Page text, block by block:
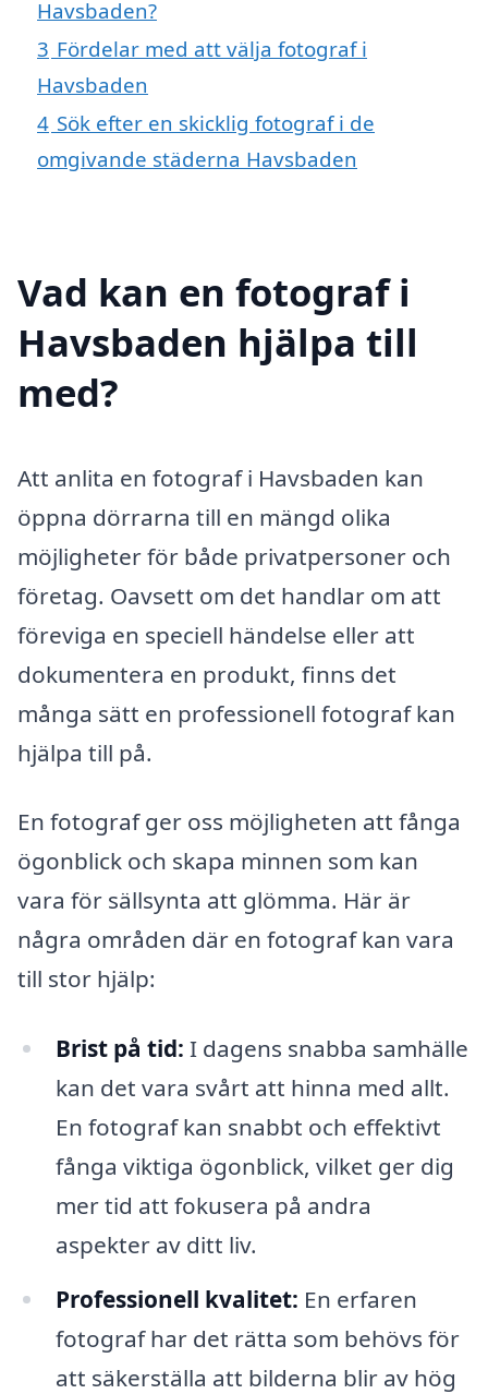
Havsbaden?
3 Fördelar med att välja fotograf i
Havsbaden
4 Sök efter en skicklig fotograf i de
omgivande städerna Havsbaden
Vad kan en fotograf i
Havsbaden hjälpa till
med?
Att anlita en fotograf i Havsbaden kan
öppna dörrarna till en mängd olika
möjligheter för både privatpersoner och
företag. Oavsett om det handlar om att
föreviga en speciell händelse eller att
dokumentera en produkt, finns det
många sätt en professionell fotograf kan
hjälpa till på.
En fotograf ger oss möjligheten att fånga
ögonblick och skapa minnen som kan
vara för sällsynta att glömma. Här är
några områden där en fotograf kan vara
till stor hjälp:
Brist på tid: I dagens snabba samhälle
kan det vara svårt att hinna med allt.
En fotograf kan snabbt och effektivt
fånga viktiga ögonblick, vilket ger dig
mer tid att fokusera på andra
aspekter av ditt liv.
Professionell kvalitet: En erfaren
fotograf har det rätta som behövs för
att säkerställa att bilderna blir av hög